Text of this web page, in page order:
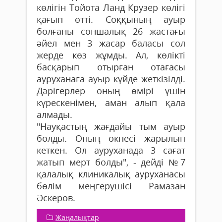
көлігін Тойота Ланд Крузер көлігі
қағып өтті. Соққының ауыр
болғаны соншалық 26 жастағы
әйел мен 3 жасар баласы сол
жерде көз жұмды. Ал, көлікті
басқарып отырған отағасы
ауруханаға ауыр күйде жеткізілді.
Дәрігерлер оның өмірі үшін
күрескенімен, аман алып қала
алмады.
"Науқастың жағдайы тым ауыр
болды. Оның өкпесі жарылып
кеткен. Ол ауруханада 3 сағат
жатып мерт болды", - дейді №7
қалалық клиникалық ауруханасы
бөлім меңгерушісі Рамазан
Әскеров.
Жаңалықтар